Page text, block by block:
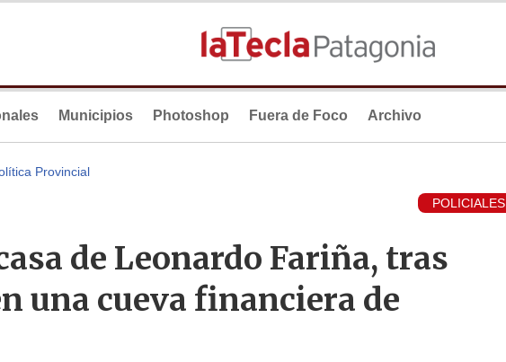
Municipios Photoshop Fuera de Foco Archivo
Provincial
POLICIALES
de Leonardo Fariña, tras
una cueva financiera de